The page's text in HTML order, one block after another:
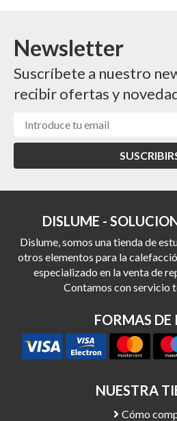
Newsletter
Suscríbete a nuestro
recibir ofertas y
DISLUME -
Dislume, somos una tienda de
otros elementos para la
especializado en la venta de
Contamos con servicio
FORMAS DE
NUESTRA
Cómo